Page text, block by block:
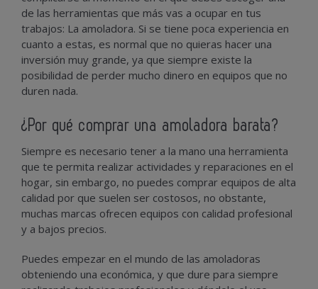
de las herramientas que más vas a ocupar en tus
trabajos: La amoladora. Si se tiene poca experiencia en
cuanto a estas, es normal que no quieras hacer una
inversión muy grande, ya que siempre existe la
posibilidad de perder mucho dinero en equipos que no
duren nada.
¿Por qué comprar una amoladora barata?
Siempre es necesario tener a la mano una herramienta
que te permita realizar actividades y reparaciones en el
hogar, sin embargo, no puedes comprar equipos de alta
calidad por que suelen ser costosos, no obstante,
muchas marcas ofrecen equipos con calidad profesional
y a bajos precios.
Puedes empezar en el mundo de las amoladoras
obteniendo una económica, y que dure para siempre